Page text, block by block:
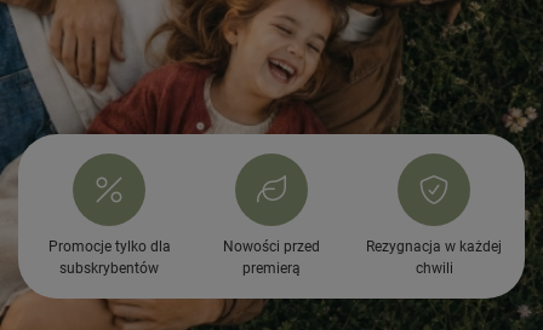
Promocje tylko dla
subskrybentów
Nowości przed
premierą
Rezygnacja w każdej
chwili